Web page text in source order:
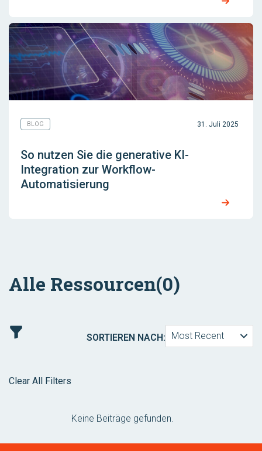
BLOG 31. Juli 2025
So nutzen Sie die generative KI-
Integration zur Workflow-
Automatisierung
Alle Ressourcen(0)
SORTIEREN NACH: Most Recent
Clear All Filters
Keine Beiträge gefunden.